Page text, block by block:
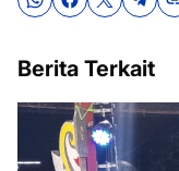
Berita Terkait